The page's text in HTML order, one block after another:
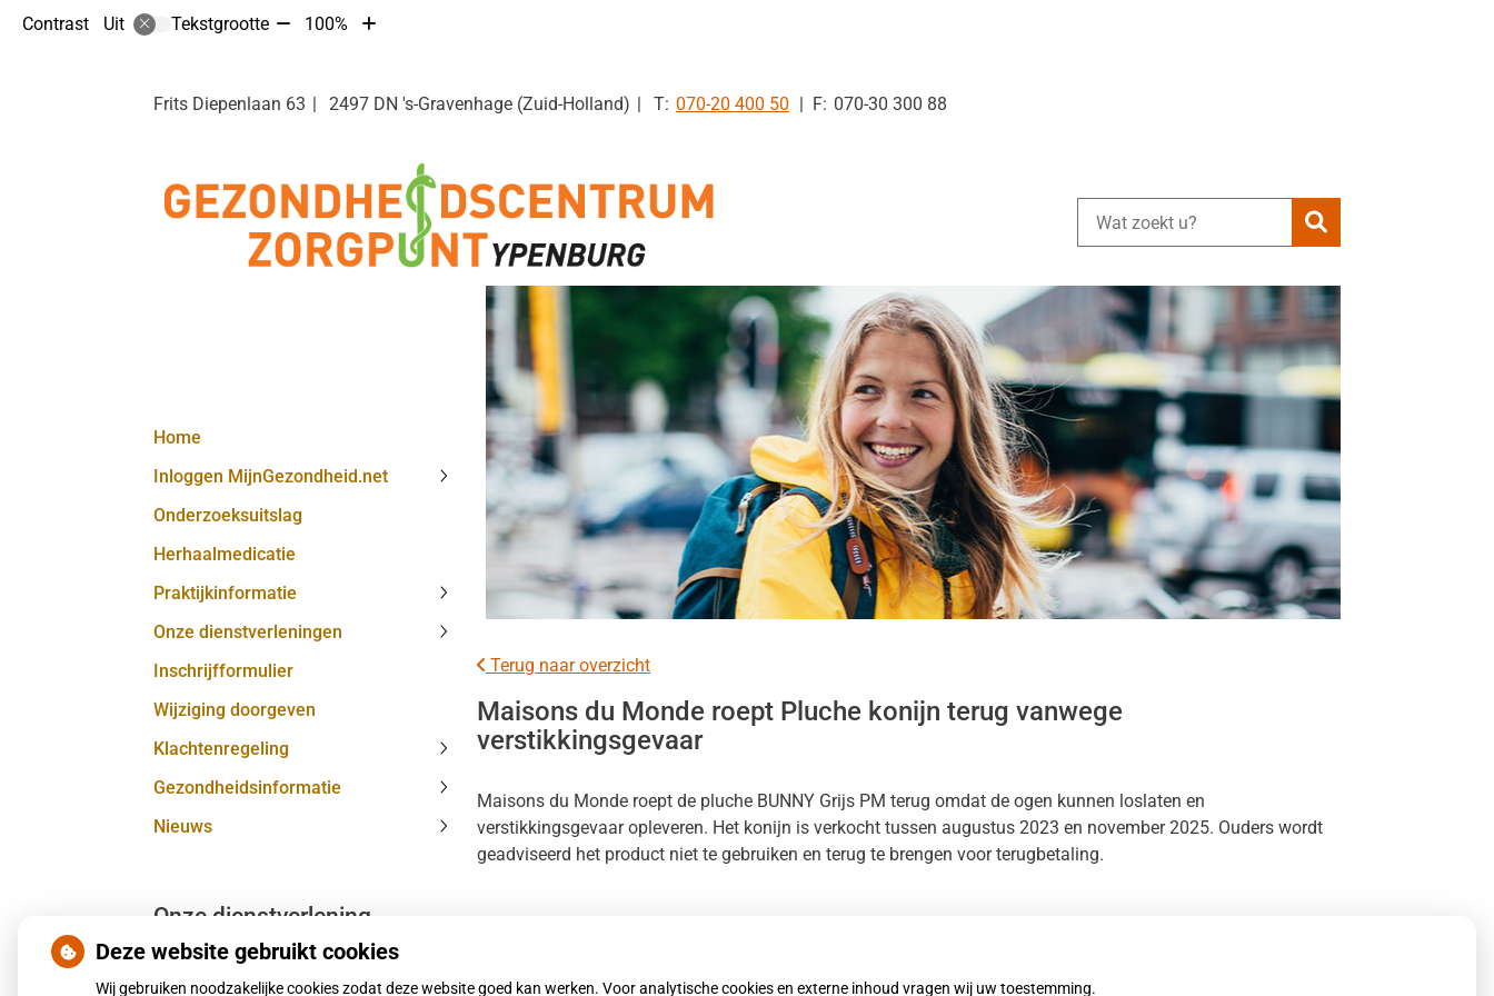
Contrast Uit Tekstgrootte Tekst
10%
100%
Tekst
10%
Frits Diepenlaan 63 2497 DN 's-Gravenhage (Zuid-Holland) Tel:
070-20 400 50 070-30 300 88
Zoeken
Home
Inloggen MijnGezondheid.net
Inloggen
MijnGezondheid.net
submenu
Onderzoeksuitslag
Herhaalmedicatie
Praktijkinformatie
Praktijkinformatie
submenu
Onze dienstverleningen
dienstverleningen
Inschrijfformulier
Wijziging doorgeven
Klachtenregeling
submenu
Gezondheidsinformatie
Gezondheidsinformatie
submenu
Nieuws
Nieuws
submenu
Onze dienstverlening
Huisartsenzorg
Terug naar overzicht
Maisons du Monde roept Pluche konijn terug vanwege
verstikkingsgevaar
Maisons du Monde roept de pluche BUNNY Grijs PM terug omdat de ogen kunnen loslaten en
verstikkingsgevaar opleveren. Het konijn is verkocht tussen augustus 2023 en november 2025. Ouders wordt
geadviseerd het product niet te gebruiken en terug te brengen voor terugbetaling.
Deze website gebruikt cookies
Wij gebruiken noodzakelijke cookies zodat deze website goed kan werken. Voor analytische cookies en externe inhoud vragen wij uw toestemming.